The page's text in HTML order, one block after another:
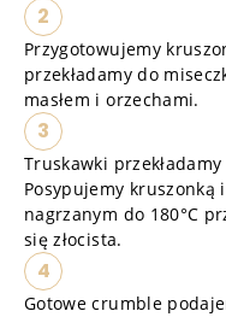
2
Przygotowujemy
przekładamy do
masłem i orzechami.
3
Truskawki
Posypujemy
nagrzanym do 180°C
się złocista.
4
Gotowe crumble